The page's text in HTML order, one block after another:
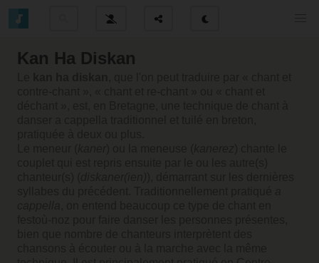
Kan Ha Diskan